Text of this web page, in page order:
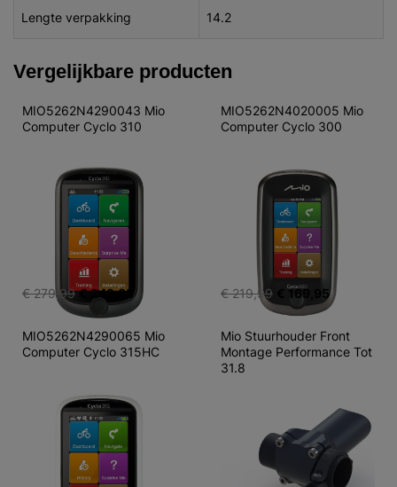
Lengte verpakking 14.2
Vergelijkbare producten
MIO5262N4290043 Mio
Computer Cyclo 310
€ 279,99 € 249,95
MIO5262N4020005 Mio
Computer Cyclo 300
€ 219,99 € 169,95
MIO5262N4290065 Mio
Computer Cyclo 315HC
Mio Stuurhouder Front
Montage Performance Tot
31.8